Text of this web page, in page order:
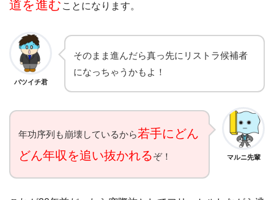
道を進む ことになります。
バツイチ君
そのまま進んだら真っ先にリストラ候補者
になっちゃうかもよ！
マルニ先輩
年功序列も崩壊しているから若手にどん
どん年収を追い抜かれるぞ！